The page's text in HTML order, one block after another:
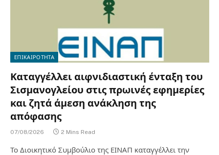
ΕΠΙΚΑΙΡΟΤΗΤΑ
Καταγγέλλει αιφνιδιαστική ένταξη του
Σισμανογλείου στις πρωινές εφημερίες
και ζητά άμεση ανάκληση της
απόφασης
07/08/2026 2 Mins Read
Το Διοικητικό Συμβούλιο της ΕΙΝΑΠ καταγγέλλει την